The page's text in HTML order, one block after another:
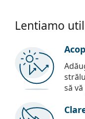
Lentiamo
să